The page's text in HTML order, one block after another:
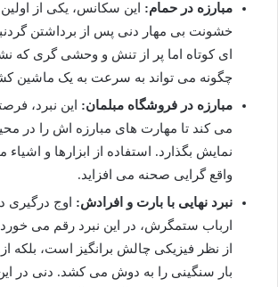
مبارزه در حمام: این سکانس، یکی از
خشونت بی مهار دنی پس از برداشتن
ای کوتاه اما پر از تنش و وحشی گری که
چگونه می تواند به سرعت به یک ماشین
مبارزه در فروشگاه مبلمان: این نبرد،
می کند تا مهارت های مبارزه اش را در
نمایش بگذارد. استفاده از ابزارها و
واقع گرایی صحنه می افزاید.
نبرد نهایی با بارت و افرادش: اوج درگیری
ارباب ستمگرش، در این نبرد رقم می
از نظر فیزیکی چالش برانگیز است، بلکه
بار سنگینی را به دوش می کشد. دنی در این